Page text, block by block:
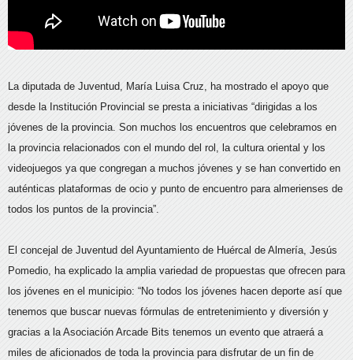
La diputada de Juventud, María Luisa Cruz, ha mostrado el apoyo que
desde la Institución Provincial se presta a iniciativas “dirigidas a los
jóvenes de la provincia. Son muchos los encuentros que celebramos en
la provincia relacionados con el mundo del rol, la cultura oriental y los
videojuegos ya que congregan a muchos jóvenes y se han convertido en
auténticas plataformas de ocio y punto de encuentro para almerienses de
todos los puntos de la provincia”.
El concejal de Juventud del Ayuntamiento de Huércal de Almería, Jesús
Pomedio, ha explicado la amplia variedad de propuestas que ofrecen para
los jóvenes en el municipio: “No todos los jóvenes hacen deporte así que
tenemos que buscar nuevas fórmulas de entretenimiento y diversión y
gracias a la Asociación Arcade Bits tenemos un evento que atraerá a
miles de aficionados de toda la provincia para disfrutar de un fin de